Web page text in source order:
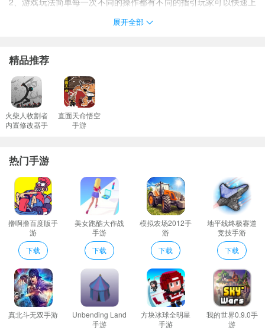
4、使得玩家的操作更加简单手指点击就可以轻松开发农场。
5、特色在于其丰富的玩法和自由度。玩家可以根据自己的喜好来设
计自己的农场和城镇从而实现自己的梦想。
6、每天都有不同的种植管理任务完成不同的任务会把你的农场经营
的井井有条获得更多不同的奖励。
农场经营基层做起游戏中有多种多样的植物可以供玩玩家种植。
不断升级和购买道具帮助你更好的发展
轻松经营农场收获无限欢乐！您可以在农场里种植小麦和玉米等作
物即使从不下雨它们也能茁壮成长。
在农场经营物语游戏中玩家需要不断地提升自己的技能和经验以应
对越来越复杂的游戏挑战。
农场经营基层做起亮点
比如鲜花可以用来吸引蝴蝶。打造一个展现您个人特色的农场说不
定您的好友也能从中获得装饰农场的灵感哦！
农场经营物语是一款以农场和城镇建设为主题的模拟经营游戏。玩
家可以在游戏中扮演一位初入农场的新手农民。
展开全部
精品推荐
火柴人收割者
内置修改器手
直面天命悟空
手游
热门手游
撸啊撸百度版手
游
下载
美女跑酷大作战
手游
下载
模拟农场2012手
游
下载
地平线终极赛道
竞技手游
下载
真北斗无双手游
Unbending Land
手游
方块冰球全明星
手游
我的世界0.9.0手
游